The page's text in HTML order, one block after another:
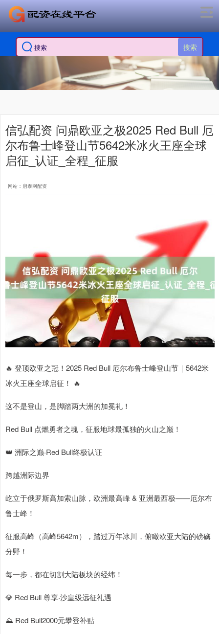
搜索
信弘配资 问鼎欧亚之极2025 Red Bull 厄
尔布鲁士峰登山节5642米冰火王座全球
启征_认证_全程_征服
网站：启泰网配资
🔥 登顶欧亚之冠！2025 Red Bull 厄尔布鲁士峰登山节｜5642米
冰火王座全球启征！ 🔥
这不是登山，是脚踏两大洲的加冕礼！
Red Bull 点燃勇者之魂，征服地球最孤独的火山之巅！
👑 洲际之巅·Red Bull终极认证
跨越洲际边界
屹立于俄罗斯高加索山脉，欧洲最高峰 & 亚洲最西极——厄尔布
鲁士峰！
征服高峰（高峰5642m），踏过万年冰川，俯瞰欧亚大陆的磅礴
分野！
每一步，都在切割大陆板块的经纬！
💎 Red Bull 尊享·沙皇级远征礼遇
⛰ Red Bull2000元攀登补贴